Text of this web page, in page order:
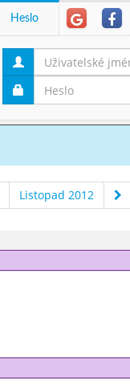
Heslo
Listopad 2012